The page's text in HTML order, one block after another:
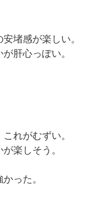
堵感が楽しい。
肝心っぽい。
れがむずい。
楽しそう。
った。